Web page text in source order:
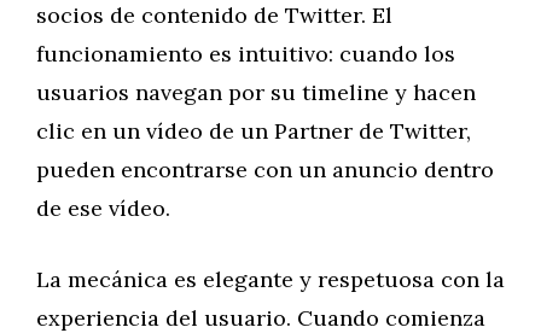
socios de contenido de Twitter. El
funcionamiento es intuitivo: cuando los
usuarios navegan por su timeline y hacen
clic en un vídeo de un Partner de Twitter,
pueden encontrarse con un anuncio dentro
de ese vídeo.
La mecánica es elegante y respetuosa con la
experiencia del usuario. Cuando comienza